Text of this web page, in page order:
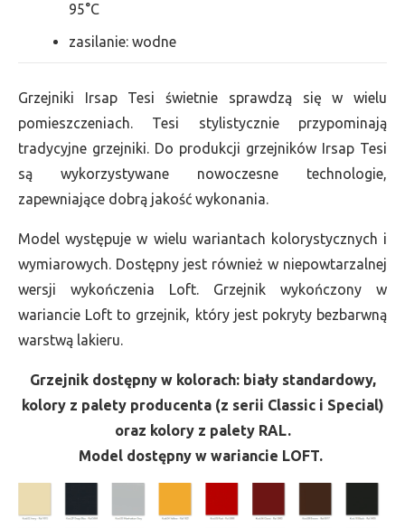
95°C
zasilanie: wodne
Grzejniki Irsap Tesi świetnie sprawdzą się w wielu
pomieszczeniach. Tesi stylistycznie przypominają
tradycyjne grzejniki. Do produkcji grzejników Irsap Tesi
są wykorzystywane nowoczesne technologie,
zapewniające dobrą jakość wykonania.
Model występuje w wielu wariantach kolorystycznych i
wymiarowych. Dostępny jest również w niepowtarzalnej
wersji wykończenia Loft. Grzejnik wykończony w
wariancie Loft to grzejnik, który jest pokryty bezbarwną
warstwą lakieru.
Grzejnik dostępny w kolorach: biały standardowy,
kolory z palety producenta (z serii Classic i Special)
oraz kolory z palety RAL.
Model dostępny w wariancie LOFT.